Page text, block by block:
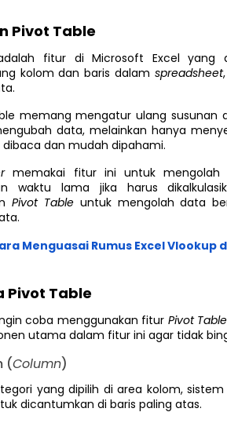
Pivot Table
fitur di Microsoft Excel yang
kolom dan baris dalam spreadsheet
memang mengatur ulang
data, melainkan hanya
dan mudah dipahami.
memakai fitur ini untuk
waktu lama jika harus
Pivot Tableuntuk mengolah data
Menguasai Rumus Excel
Pivot Table
coba menggunakan fitur Pivot Table
utama dalam fitur ini agar tidak
(Column)
yang dipilih di area kolom,
dicantumkan di baris paling atas.